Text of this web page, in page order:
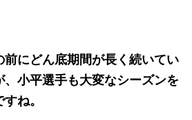
にどん底期間が長く続いてい
小平選手も大変なシーズンを
ね。